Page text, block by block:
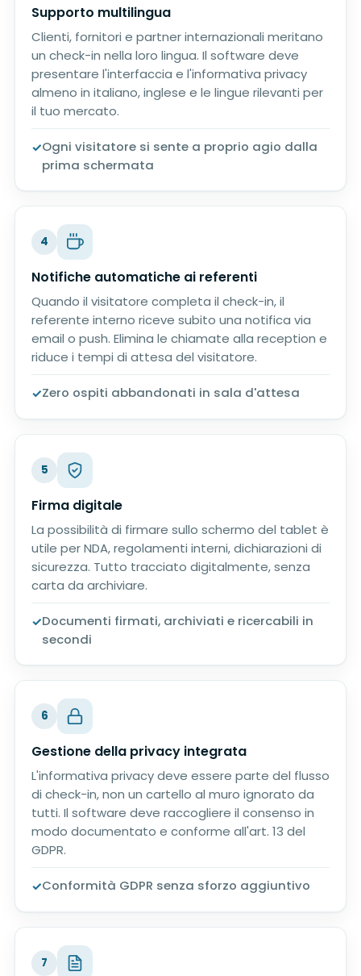
Supporto multilingua
Clienti, fornitori e partner internazionali meritano
un check-in nella loro lingua. Il software deve
presentare l'interfaccia e l'informativa privacy
almeno in italiano, inglese e le lingue rilevanti per
il tuo mercato.
Ogni visitatore si sente a proprio agio dalla
prima schermata
4
Notifiche automatiche ai referenti
Quando il visitatore completa il check-in, il
referente interno riceve subito una notifica via
email o push. Elimina le chiamate alla reception e
riduce i tempi di attesa del visitatore.
Zero ospiti abbandonati in sala d'attesa
5
Firma digitale
La possibilità di firmare sullo schermo del tablet è
utile per NDA, regolamenti interni, dichiarazioni di
sicurezza. Tutto tracciato digitalmente, senza
carta da archiviare.
Documenti firmati, archiviati e ricercabili in
secondi
6
Gestione della privacy integrata
L'informativa privacy deve essere parte del flusso
di check-in, non un cartello al muro ignorato da
tutti. Il software deve raccogliere il consenso in
modo documentato e conforme all'art. 13 del
GDPR.
Conformità GDPR senza sforzo aggiuntivo
7